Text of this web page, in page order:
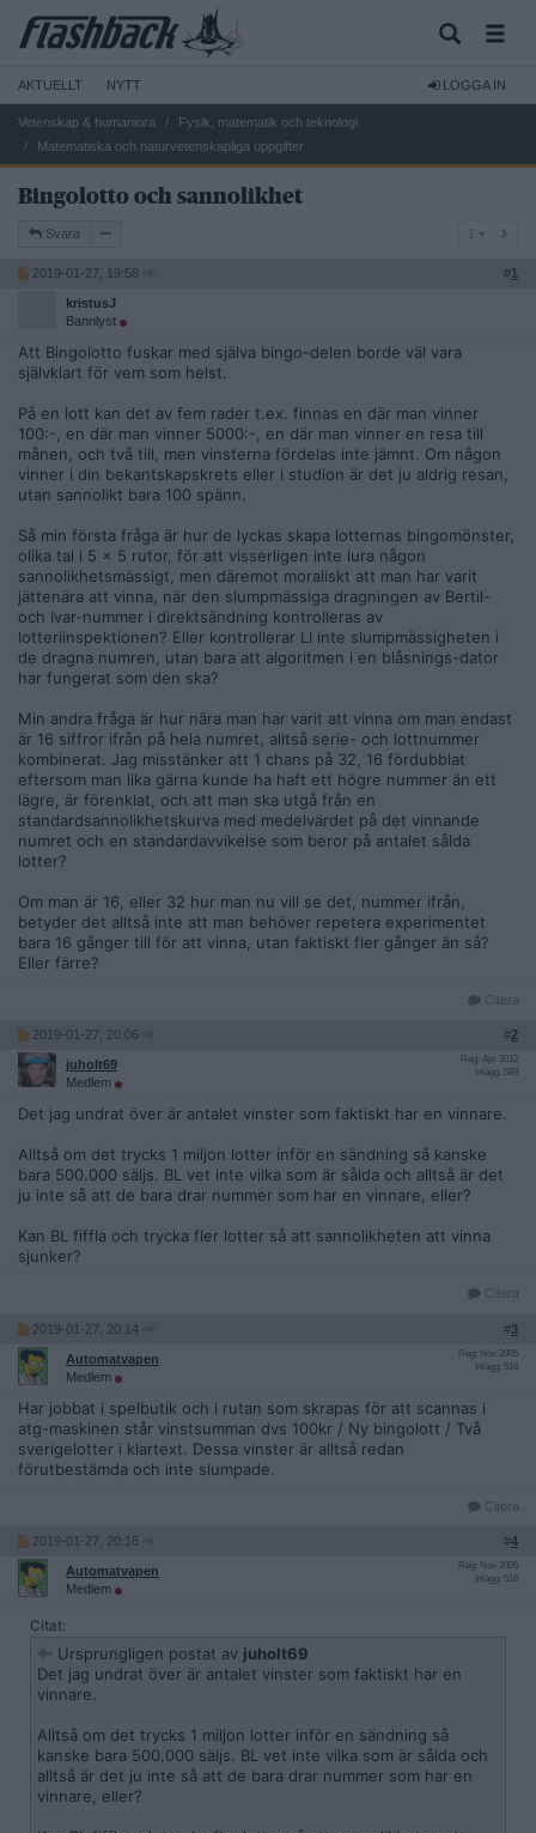
AKTUELLT NYTT LOGGA IN
Vetenskap & humaniora
Fysik, matematik och teknologi
Matematiska och naturvetenskapliga uppgifter
Bingolotto och sannolikhet
Svara
2019-01-27, 19:58 #1
kristusJ
Bannlyst
Att Bingolotto fuskar med själva bingo-delen borde väl vara
självklart för vem som helst.
På en lott kan det av fem rader t.ex. finnas en där man vinner
100:-, en där man vinner 5000:-, en där man vinner en resa till
månen, och två till, men vinsterna fördelas inte jämnt. Om någon
vinner i din bekantskapskrets eller i studion är det ju aldrig resan,
utan sannolikt bara 100 spänn.
Så min första fråga är hur de lyckas skapa lotternas bingomönster,
olika tal i 5 x 5 rutor, för att visserligen inte lura någon
sannolikhetsmässigt, men däremot moraliskt att man har varit
jättenära att vinna, när den slumpmässiga dragningen av Bertil-
och Ivar-nummer i direktsändning kontrolleras av
lotteriinspektionen? Eller kontrollerar LI inte slumpmässigheten i
de dragna numren, utan bara att algoritmen i en blåsnings-dator
har fungerat som den ska?
Min andra fråga är hur nära man har varit att vinna om man endast
är 16 siffror ifrån på hela numret, alltså serie- och lottnummer
kombinerat. Jag misstänker att 1 chans på 32, 16 fördubblat
eftersom man lika gärna kunde ha haft ett högre nummer än ett
lägre, är förenklat, och att man ska utgå från en
standardsannolikhetskurva med medelvärdet på det vinnande
numret och en standardavvikelse som beror på antalet sålda
lotter?
Om man är 16, eller 32 hur man nu vill se det, nummer ifrån,
betyder det alltså inte att man behöver repetera experimentet
bara 16 gånger till för att vinna, utan faktiskt fler gånger än så?
Eller färre?
Citera
2019-01-27, 20:06 #2
juholt69
Medlem
Reg: Apr 2012
Inlägg: 589
Det jag undrat över är antalet vinster som faktiskt har en vinnare.
Alltså om det trycks 1 miljon lotter inför en sändning så kanske
bara 500.000 säljs. BL vet inte vilka som är sålda och alltså är det
ju inte så att de bara drar nummer som har en vinnare, eller?
Kan BL fiffla och trycka fler lotter så att sannolikheten att vinna
sjunker?
Citera
2019-01-27, 20:14 #3
Automatvapen
Medlem
Reg: Nov 2005
Inlägg: 516
Har jobbat i spelbutik och i rutan som skrapas för att scannas i
atg-maskinen står vinstsumman dvs 100kr / Ny bingolott / Två
sverigelotter i klartext. Dessa vinster är alltså redan
förutbestämda och inte slumpade.
Citera
2019-01-27, 20:16 #4
Automatvapen
Medlem
Reg: Nov 2005
Inlägg: 516
Citat:
Ursprungligen postat av juholt69
Det jag undrat över är antalet vinster som faktiskt har en
vinnare.
Alltså om det trycks 1 miljon lotter inför en sändning så
kanske bara 500.000 säljs. BL vet inte vilka som är sålda och
alltså är det ju inte så att de bara drar nummer som har en
vinnare, eller?